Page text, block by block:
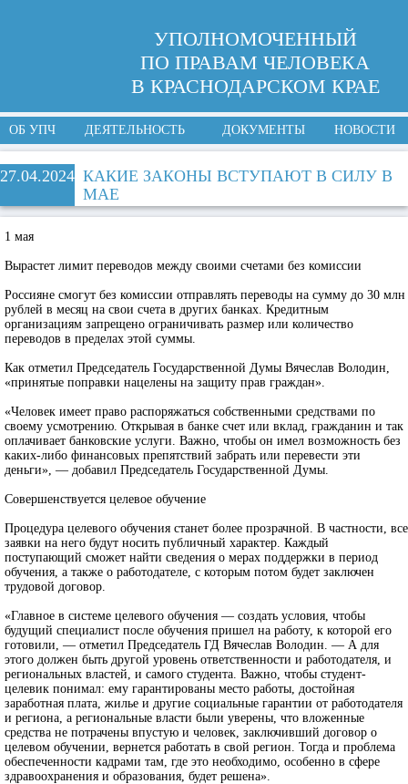
УПОЛНОМОЧЕННЫЙ
ПО ПРАВАМ ЧЕЛОВЕКА
В КРАСНОДАРСКОМ КРАЕ
ОБ УПЧ ДЕЯТЕЛЬНОСТЬ ДОКУМЕНТЫ НОВОСТИ
27.04.2024 КАКИЕ ЗАКОНЫ ВСТУПАЮТ В СИЛУ В
МАЕ
1 мая
Вырастет лимит переводов между своими счетами без комиссии
Россияне смогут без комиссии отправлять переводы на сумму до 30 млн
рублей в месяц на свои счета в других банках. Кредитным
организациям запрещено ограничивать размер или количество
переводов в пределах этой суммы.
Как отметил Председатель Государственной Думы Вячеслав Володин,
«принятые поправки нацелены на защиту прав граждан».
«Человек имеет право распоряжаться собственными средствами по
своему усмотрению. Открывая в банке счет или вклад, гражданин и так
оплачивает банковские услуги. Важно, чтобы он имел возможность без
каких‑либо финансовых препятствий забрать или перевести эти
деньги», — добавил Председатель Государственной Думы.
Совершенствуется целевое обучение
Процедура целевого обучения станет более прозрачной. В частности, все
заявки на него будут носить публичный характер. Каждый
поступающий сможет найти сведения о мерах поддержки в период
обучения, а также о работодателе, с которым потом будет заключен
трудовой договор.
«Главное в системе целевого обучения — создать условия, чтобы
будущий специалист после обучения пришел на работу, к которой его
готовили, — отметил Председатель ГД Вячеслав Володин. — А для
этого должен быть другой уровень ответственности и работодателя, и
региональных властей, и самого студента. Важно, чтобы студент-
целевик понимал: ему гарантированы место работы, достойная
заработная плата, жилье и другие социальные гарантии от работодателя
и региона, а региональные власти были уверены, что вложенные
средства не потрачены впустую и человек, заключивший договор о
целевом обучении, вернется работать в свой регион. Тогда и проблема
обеспеченности кадрами там, где это необходимо, особенно в сфере
здравоохранения и образования, будет решена».